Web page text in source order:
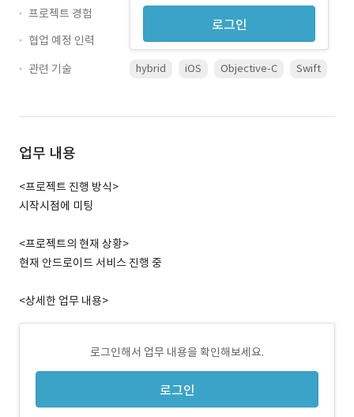
로그인
프로젝트 경험
협업 예정 인력
관련 기술
hybrid iOS Objective-C Swift
업무 내용
<프로젝트 진행 방식>
시작시점에 미팅
<프로젝트의 현재 상황>
현재 안드로이드 서비스 진행 중
<상세한 업무 내용>
로그인해서 업무 내용을 확인해보세요.
로그인